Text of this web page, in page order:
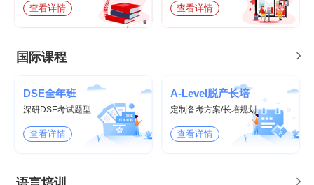
查看详情 查看详情
国际课程
DSE全年班
深研DSE考试题型
查看详情
A-Level脱产长培
定制备考方案/长培规划
查看详情